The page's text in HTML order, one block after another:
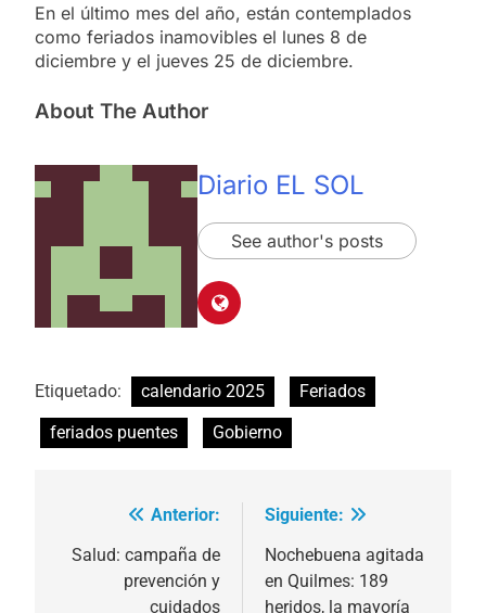
En el último mes del año, están contemplados
como feriados inamovibles el lunes 8 de
diciembre y el jueves 25 de diciembre.
About The Author
Diario EL SOL
See author's posts
Etiquetado: calendario 2025
Feriados
feriados puentes
Gobierno
Navegación
de
entradas
Anterior:
Salud: campaña de
prevención y
cuidados
Siguiente:
Nochebuena agitada
en Quilmes: 189
heridos, la mayoría